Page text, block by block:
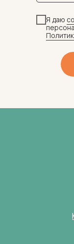
Я даю